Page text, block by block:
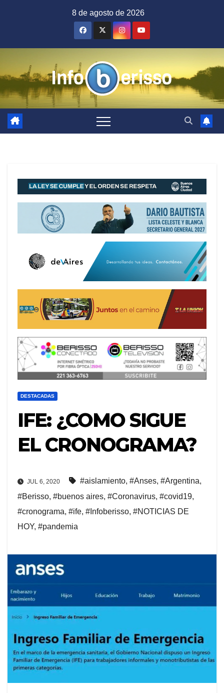
8 de agosto de 2026
DESTACADAS
IFE: ¿COMO SIGUE
EL CRONOGRAMA?
JUL 6, 2020 #aislamiento, #Anses, #Argentina,
#Berisso, #buenos aires, #Coronavirus, #covid19,
#cronograma, #ife, #Infoberisso, #NOTICIAS DE
HOY, #pandemia